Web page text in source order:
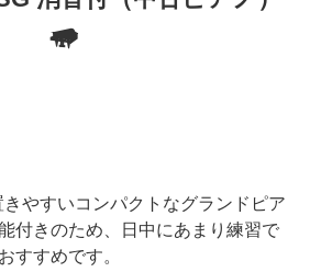
ピアノ
ライトピアノ
ノ
やすいコンパクトなグランドピア
付きのため、日中にあまり練習で
すすめです。